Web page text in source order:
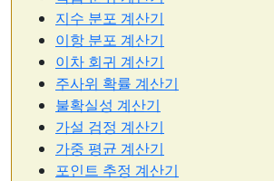
지수 분포 계산기
이항 분포 계산기
이차 회귀 계산기
주사위 확률 계산기
불확실성 계산기
가설 검정 계산기
가중 평균 계산기
포인트 추정 계산기